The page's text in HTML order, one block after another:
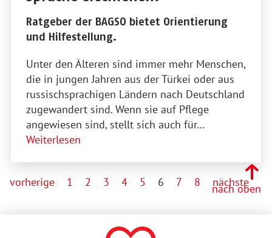
Ratgeber der BAGSO bietet Orientierung
und Hilfestellung.
Unter den Älteren sind immer mehr Menschen,
die in jungen Jahren aus der Türkei oder aus
russischsprachigen Ländern nach Deutschland
zugewandert sind. Wenn sie auf Pflege
angewiesen sind, stellt sich auch für…
Weiterlesen
vorherige 1 2 3 4 5 6 7 8 nächste
nach oben